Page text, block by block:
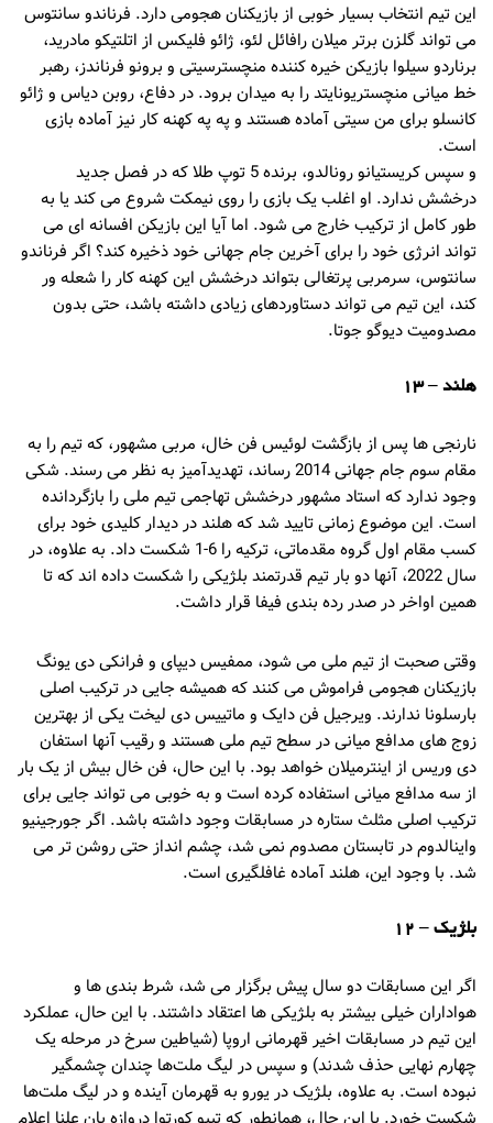
این تیم انتخاب بسیار خوبی از بازیکنان هجومی دارد. فرناندو سانتوس
می تواند گلزن برتر میلان رافائل لئو، ژائو فلیکس از اتلتیکو مادرید،
برناردو سیلوا بازیکن خیره کننده منچسترسیتی و برونو فرناندز، رهبر
خط میانی منچستریونایتد را به میدان برود. در دفاع، روبن دیاس و ژائو
کانسلو برای من سیتی آماده هستند و په په کهنه کار نیز آماده بازی
است.
و سپس کریستیانو رونالدو، برنده 5 توپ طلا که در فصل جدید
درخشش ندارد. او اغلب یک بازی را روی نیمکت شروع می کند یا به
طور کامل از ترکیب خارج می شود. اما آیا این بازیکن افسانه ای می
تواند انرژی خود را برای آخرین جام جهانی خود ذخیره کند؟ اگر فرناندو
سانتوس، سرمربی پرتغالی بتواند درخشش این کهنه کار را شعله ور
کند، این تیم می تواند دستاوردهای زیادی داشته باشد، حتی بدون
مصدومیت دیوگو جوتا.
هلند – 13
نارنجی ها پس از بازگشت لوئیس فن خال، مربی مشهور، که تیم را به
مقام سوم جام جهانی 2014 رساند، تهدیدآمیز به نظر می رسند. شکی
وجود ندارد که استاد مشهور درخشش تهاجمی تیم ملی را بازگردانده
است. این موضوع زمانی تایید شد که هلند در دیدار کلیدی خود برای
کسب مقام اول گروه مقدماتی، ترکیه را 6-1 شکست داد. به علاوه، در
سال 2022، آنها دو بار تیم قدرتمند بلژیکی را شکست داده اند که تا
همین اواخر در صدر رده بندی فیفا قرار داشت.
وقتی صحبت از تیم ملی می شود، ممفیس دیپای و فرانکی دی یونگ
بازیکنان هجومی فراموش می کنند که همیشه جایی در ترکیب اصلی
بارسلونا ندارند. ویرجیل فن دایک و ماتییس دی لیخت یکی از بهترین
زوج های مدافع میانی در سطح تیم ملی هستند و رقیب آنها استفان
دی وریس از اینترمیلان خواهد بود. با این حال، فن خال بیش از یک بار
از سه مدافع میانی استفاده کرده است و به خوبی می تواند جایی برای
ترکیب اصلی مثلث ستاره در مسابقات وجود داشته باشد. اگر جورجینیو
واینالدوم در تابستان مصدوم نمی شد، چشم انداز حتی روشن تر می
شد. با وجود این، هلند آماده غافلگیری است.
بلژیک – 12
اگر این مسابقات دو سال پیش برگزار می شد، شرط بندی ها و
هواداران خیلی بیشتر به بلژیکی ها اعتقاد داشتند. با این حال، عملکرد
این تیم در مسابقات اخیر قهرمانی اروپا (شیاطین سرخ در مرحله یک
چهارم نهایی حذف شدند) و سپس در لیگ ملت‌ها چندان چشمگیر
نبوده است. به علاوه، بلژیک در یورو به قهرمان آینده و در لیگ ملت‌ها